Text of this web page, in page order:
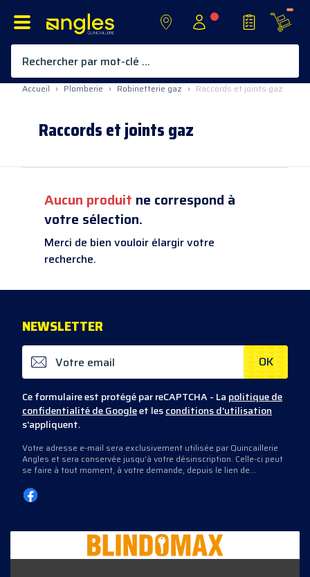
Rechercher par mot-clé ...
Allez au contenu
Accueil › Plomberie › Robinetterie gaz › Raccords et joints gaz
Raccords et joints gaz
Aucun produit ne correspond à
votre sélection.
Merci de bien vouloir élargir votre
recherche.
NEWSLETTER
OK
Ce formulaire est protégé par reCAPTCHA - La politique de
confidentialité de Googleet lesconditions d'utilisation
s'appliquent.
Votre adresse e-mail sera exclusivement utilisée par Quincaillerie
Angles et sera conservée jusqu’à votre désinscription. Celle-ci peut
se faire à tout moment, à votre demande, depuis le lien de
ou en nous contactant directement.